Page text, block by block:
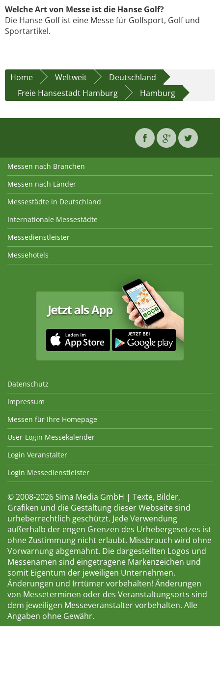
Welche Art von Messe ist die Hanse Golf?
Die Hanse Golf ist eine Messe für Golfsport, Golf und
Sportartikel.
Home Weltweit
Deutschland
Freie Hansestadt Hamburg
Hamburg
Messen nach Branchen
Messen nach Länder
Messestädte in Deutschland
Internationale Messestädte
Messedienstleister
Messehotels
Datenschutz
Impressum
Messen für Ihre Homepage
User-Login Messekalender
Login Veranstalter
Login Messedienstleister
© 2008-2026 Sima Media GmbH | Texte, Bilder,
Grafiken und die Gestaltung dieser Webseite sind
urheberrechtlich geschützt. Jede Verwendung
außerhalb der engen Grenzen des Urhebergesetzes ist
ohne Zustimmung nicht erlaubt. Missbrauch wird ohne
Vorwarnung abgemahnt. Die dargestellten Logos und
Messenamen sind eingetragene Markenzeichen und
somit Eigentum der jeweiligen Unternehmen.
Änderungen und Irrtümer vorbehalten! Änderungen
von Messeterminen oder des Veranstaltungsorts sind
dem jeweiligen Messeveranstalter vorbehalten. Alle
Angaben ohne Gewähr.